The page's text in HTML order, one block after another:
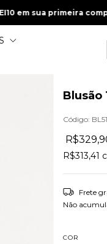
primeira compra.
Blusão
Código:
R$313,41
Frete
Não
COR